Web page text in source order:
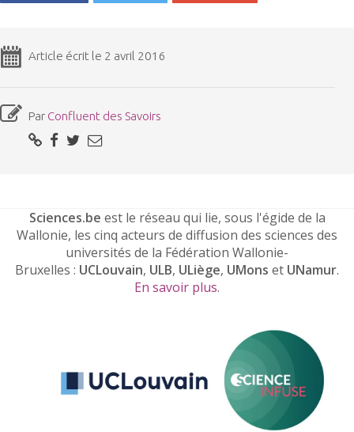
Article écrit le 2 avril 2016
Par Confluent des Savoirs
Sciences.be est le réseau qui lie, sous l'égide de la
Wallonie, les cinq acteurs de diffusion des sciences des
universités de la Fédération Wallonie-
Bruxelles : UCLouvain, ULB, ULiège, UMons et UNamur.
En savoir plus.